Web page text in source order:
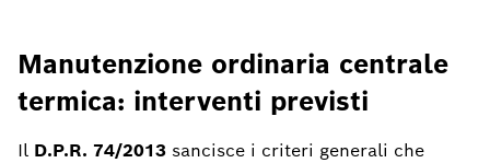
Manutenzione ordinaria centrale
termica: interventi previsti
Il D.P.R. 74/2013 sancisce i criteri generali che